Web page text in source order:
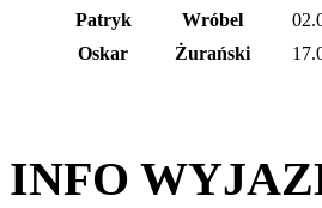
Patryk Wróbel
Oskar
Żurański
INFO